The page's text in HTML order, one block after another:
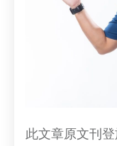
此文章原文刊